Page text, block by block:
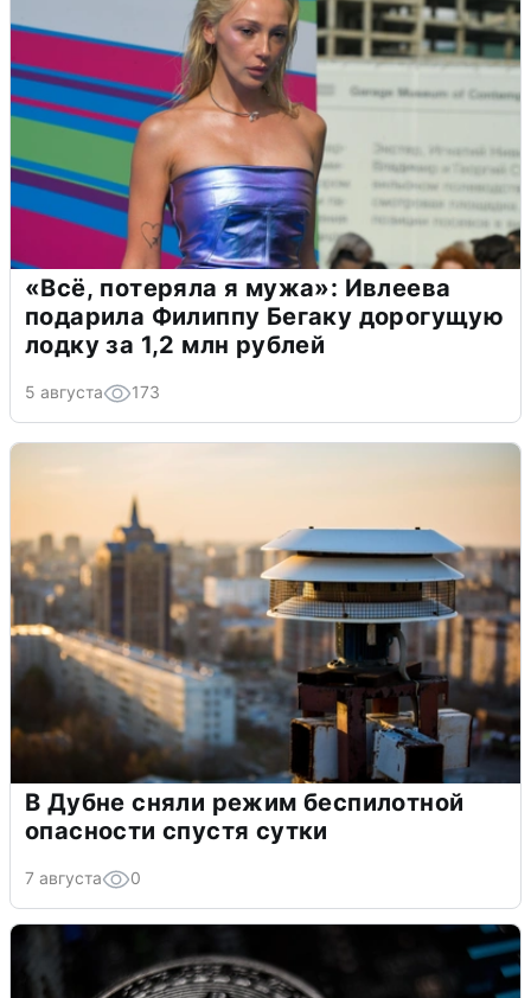
«Всё, потеряла я мужа»: Ивлеева
подарила Филиппу Бегаку дорогущую
лодку за 1,2 млн рублей
5 августа 173
В Дубне сняли режим беспилотной
опасности спустя сутки
7 августа 0